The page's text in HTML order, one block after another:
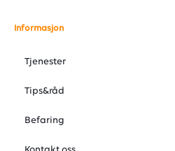
Informasjon
Tjenester
Tips&råd
Befaring